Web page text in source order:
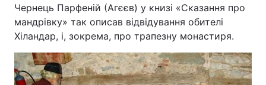
Чернець Парфеній (Агєєв) у книзі «Сказання про
мандрівку» так описав відвідування обителі
Хіландар, і, зокрема, про трапезну монастиря.